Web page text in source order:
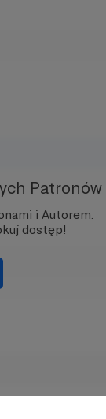
Patronów
i Autorem.
dostęp!